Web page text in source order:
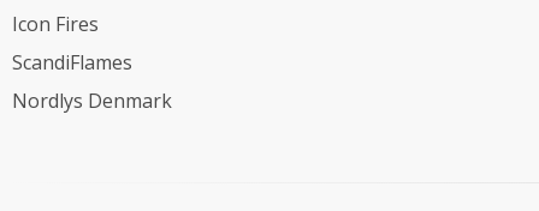
Icon Fires
ScandiFlames
Nordlys Denmark